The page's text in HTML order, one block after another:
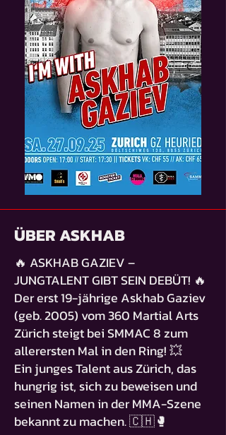
ÜBER ASKHAB
🔥 ASKHAB GAZIEV –
JUNGTALENT GIBT SEIN DEBÜT! 🔥
Der erst 19-jährige Askhab Gaziev
(geb. 2005) vom 360 Martial Arts
Zürich steigt bei SMMAC 8 zum
allerersten Mal in den Ring! 💥
Ein junges Talent aus Zürich, das
hungrig ist, sich zu beweisen und
seinen Namen in der MMA-Szene
bekannt zu machen. 🇨🇭🥊